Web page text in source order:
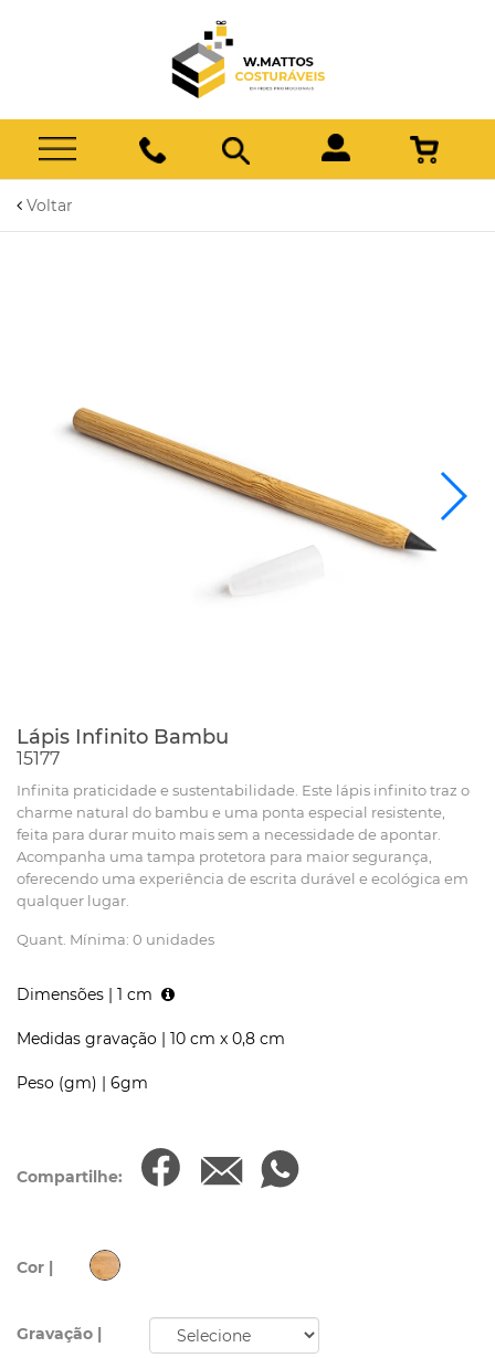
Voltar
Lápis Infinito Bambu
15177
Infinita praticidade e sustentabilidade. Este lápis infinito traz o
charme natural do bambu e uma ponta especial resistente,
feita para durar muito mais sem a necessidade de apontar.
Acompanha uma tampa protetora para maior segurança,
oferecendo uma experiência de escrita durável e ecológica em
qualquer lugar.
Quant. Mínima: 0 unidades
Dimensões | 1 cm
Medidas gravação | 10 cm x 0,8 cm
Peso (gm) | 6gm
Compartilhe:
Cor |
Gravação |